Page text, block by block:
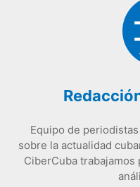
Equipo de
sobre la actualidad
CiberCuba